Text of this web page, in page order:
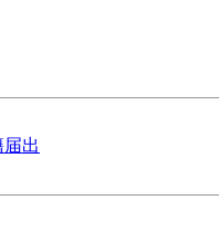
届出